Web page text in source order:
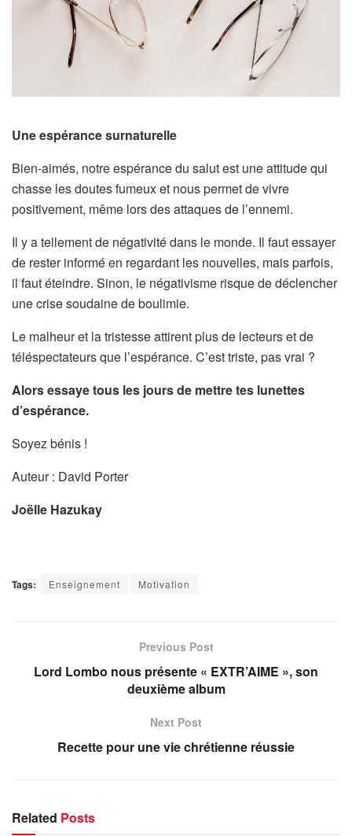
Une espérance surnaturelle
Bien-aimés, notre espérance du salut est une attitude qui
chasse les doutes fumeux et nous permet de vivre
positivement, même lors des attaques de l’ennemi.
Il y a tellement de négativité dans le monde. Il faut essayer
de rester informé en regardant les nouvelles, mais parfois,
il faut éteindre. Sinon, le négativisme risque de déclencher
une crise soudaine de boulimie.
Le malheur et la tristesse attirent plus de lecteurs et de
téléspectateurs que l’espérance. C’est triste, pas vrai ?
Alors essaye tous les jours de mettre tes lunettes
d’espérance.
Soyez bénis !
Auteur : David Porter
Joëlle Hazukay
Tags: Enseignement Motivation
Previous Post
Lord Lombo nous présente « EXTR’AIME », son
deuxième album
Next Post
Recette pour une vie chrétienne réussie
Related Posts